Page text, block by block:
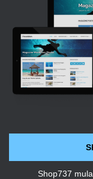
Shop737